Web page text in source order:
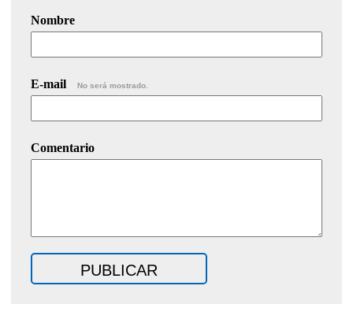
Nombre
E-mail No será mostrado.
Comentario